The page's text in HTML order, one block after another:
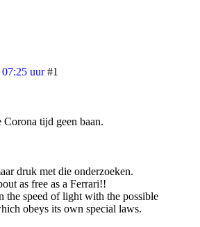
uur #1
tijd geen baan.
druk met die onderzoeken.
as free as a Ferrari!!
the speed of light with the possible
obeys its own special laws.